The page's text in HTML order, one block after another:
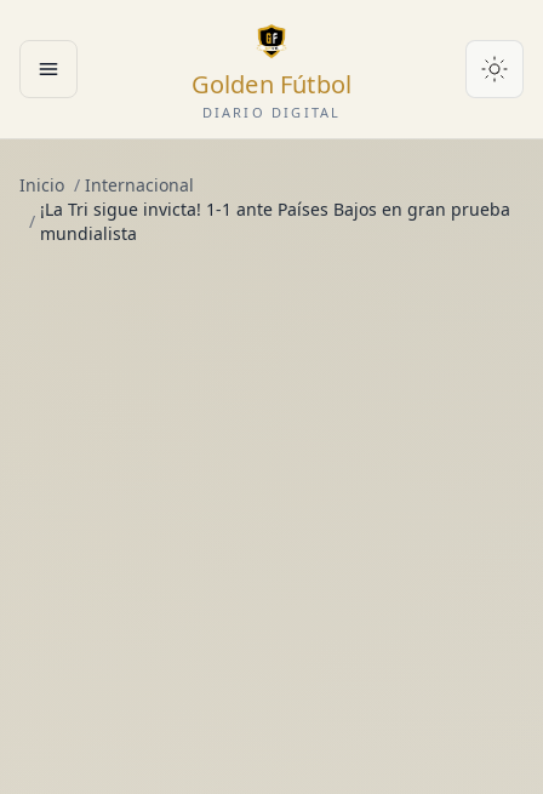
Abrir menú Golden Fútbol
DIARIO DIGITAL
Inicio / Internacional
/
¡La Tri sigue invicta! 1-1 ante Países Bajos en gran prueba
mundialista